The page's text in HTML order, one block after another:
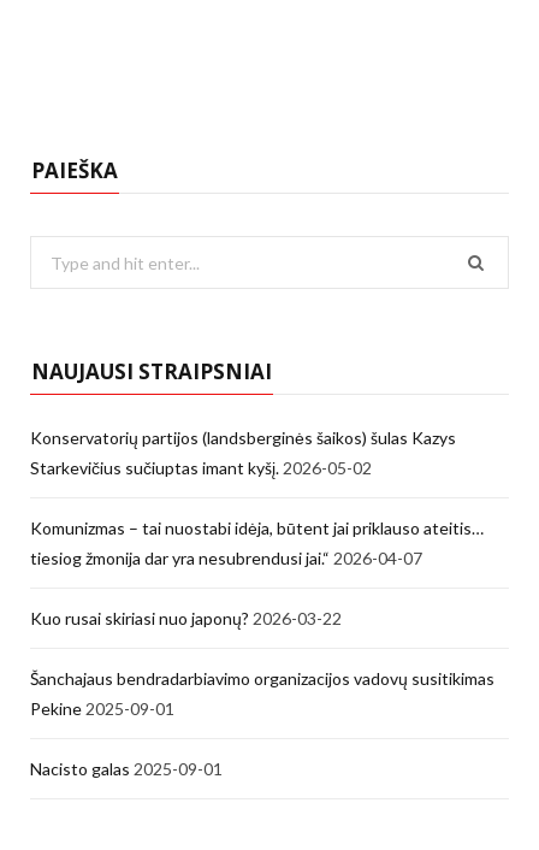
PAIEŠKA
NAUJAUSI STRAIPSNIAI
Konservatorių partijos (landsberginės šaikos) šulas Kazys
Starkevičius sučiuptas imant kyšį. 2026-05-02
Komunizmas – tai nuostabi idėja, būtent jai priklauso ateitis…
tiesiog žmonija dar yra nesubrendusi jai.“ 2026-04-07
Kuo rusai skiriasi nuo japonų? 2026-03-22
Šanchajaus bendradarbiavimo organizacijos vadovų susitikimas
Pekine 2025-09-01
Nacisto galas 2025-09-01